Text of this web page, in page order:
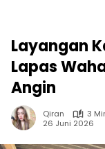
Layangan
Lapas
Angin
Qiran
3
26 Juni 2026